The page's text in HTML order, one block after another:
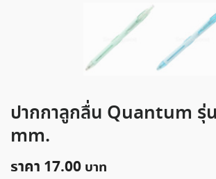
ปากกาลูกลื่น Quantum รุ่
mm.
ราคา 17.00